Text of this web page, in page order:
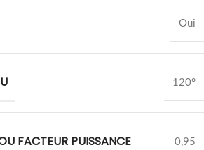
Oui
120°
FACTEUR PUISSANCE 0,95